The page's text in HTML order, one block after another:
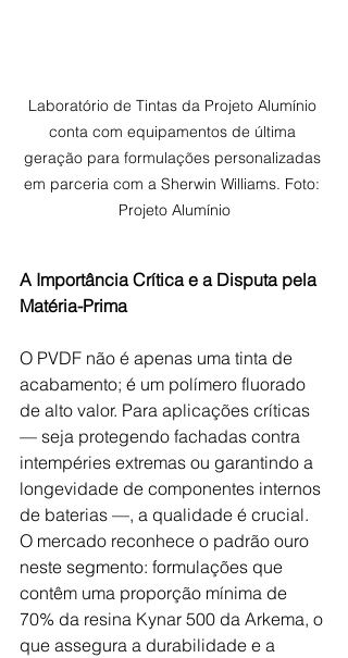
Laboratório de Tintas da Projeto Alumínio
conta com equipamentos de última
geração para formulações personalizadas
em parceria com a Sherwin Williams. Foto:
Projeto Alumínio
A Importância Crítica e a Disputa pela
Matéria-Prima
O PVDF não é apenas uma tinta de
acabamento; é um polímero fluorado
de alto valor. Para aplicações críticas
— seja protegendo fachadas contra
intempéries extremas ou garantindo a
longevidade de componentes internos
de baterias —, a qualidade é crucial.
O mercado reconhece o padrão ouro
neste segmento: formulações que
contêm uma proporção mínima de
70% da resina Kynar 500 da Arkema, o
que assegura a durabilidade e a